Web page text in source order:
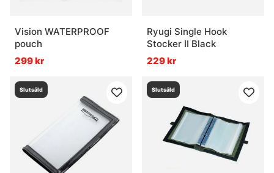
Vision WATERPROOF
pouch
299 kr
Ryugi Single Hook
Stocker II Black
229 kr
Slutsåld Slutsåld